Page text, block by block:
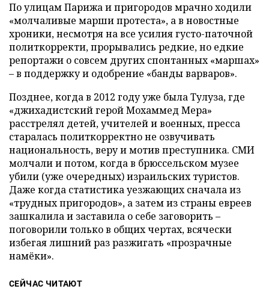
По улицам Парижа и пригородов мрачно ходили
«молчаливые марши протеста», а в новостные
хроники, несмотря на все усилия густо-паточной
политкорректи, прорывались редкие, но едкие
репортажи о совсем других спонтанных «маршах»
– в поддержку и одобрение «банды варваров».
Позднее, когда в 2012 году уже была Тулуза, где
«джихадистский герой Мохаммед Мера»
расстрелял детей, учителей и военных, пресса
старалась политкорректно не озвучивать
национальность, веру и мотив преступника. СМИ
молчали и потом, когда в брюссельском музее
убили (уже очередных) израильских туристов.
Даже когда статистика уезжающих сначала из
«трудных пригородов», a затем из страны евреев
зашкалила и заставила о себе заговорить –
поговорили только в общих чертах, всячески
избегая лишний раз разжигать «прозрачные
намёки».
СЕЙЧАС ЧИТАЮТ